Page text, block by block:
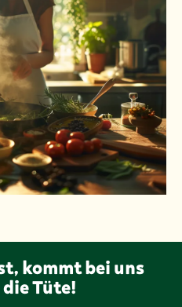
kommt bei uns
Tüte!